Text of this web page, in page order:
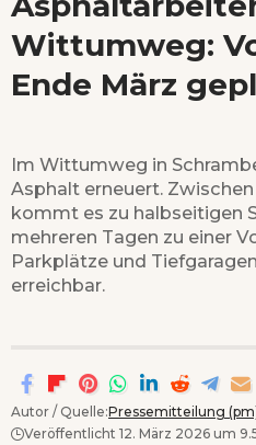
Wittumweg:
Ende März
Im Wittumweg in
Asphalt erneuert. Zwischen
kommt es zu halbseitigen
mehreren Tagen zu einer
Parkplätze und
erreichbar.
Autor / Quelle:Pressemitteilung
Veröffentlicht 12. März 2026 um